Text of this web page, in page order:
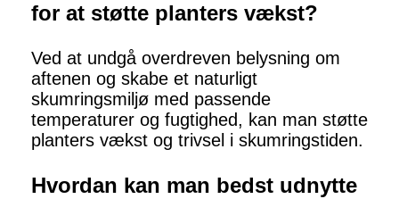
for at støtte planters vækst?
Ved at undgå overdreven belysning om
aftenen og skabe et naturligt
skumringsmiljø med passende
temperaturer og fugtighed, kan man støtte
planters vækst og trivsel i skumringstiden.
Hvordan kan man bedst udnytte